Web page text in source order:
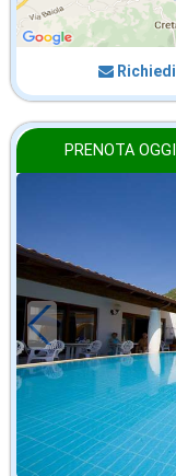
PRENOTA
in offerta da
€57,00
a notte